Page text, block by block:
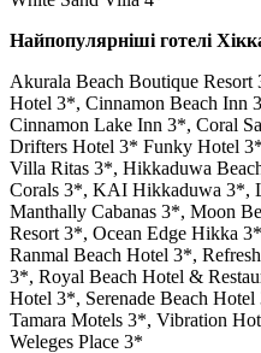
Найпопулярніші готелі
Akurala Beach Boutique
Hotel 3*, Cinnamon Beach Inn
Cinnamon Lake Inn 3*, Coral
Drifters Hotel 3* Funky Hotel
Villa Ritas 3*, Hikkaduwa
Corals 3*, KAI Hikkaduwa 3*,
Manthally Cabanas 3*, Moon
Resort 3*, Ocean Edge Hikka
Ranmal Beach Hotel 3*,
3*, Royal Beach Hotel &
Hotel 3*, Serenade Beach
Tamara Motels 3*, Vibration
Weleges Place 3*